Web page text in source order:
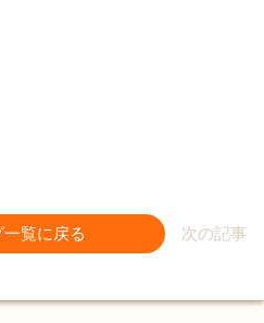
一覧に戻る 次の記事